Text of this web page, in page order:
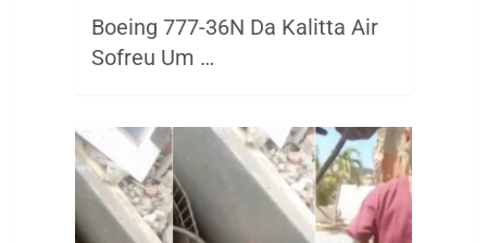
Boeing 777-36N Da Kalitta Air
Sofreu Um …